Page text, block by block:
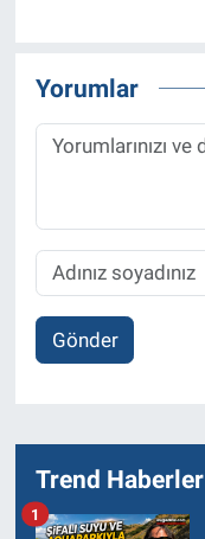
Yorumlar
Gönder
Trend Haberler
1